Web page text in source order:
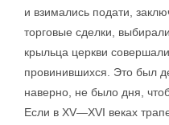
и взимались подати,
торговые сделки,
крыльца церкви
провинившихся. Это был
наверно, не было дня,
Если в XV—XVI веках